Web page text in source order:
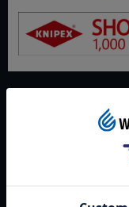
今週のおす